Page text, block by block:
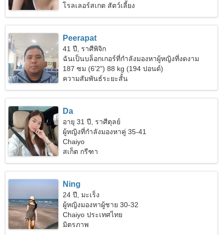
โรลเลอร์สเกต สัตว์เลี้ยง
Peerapat
41 ปี, ราศีพิจิก
ฉันเป็นบล็อกเกอร์ที่กำลังมองหาผู้หญิงที่งดงาม
187 ซม (6'2") 88 kg (194 ปอนด์)
ความสัมพันธ์ระยะสั้น
Da
อายุ 31 ปี, ราศีตุลย์
ผู้หญิงที่กำลังมองหาคู่ 35-41
Chaiyo
สเก็ต กรีฑา
Ning
24 ปี, มะเร็ง
ผู้หญิงมองหาผู้ชาย 30-32
Chaiyo ประเทศไทย
มิตรภาพ